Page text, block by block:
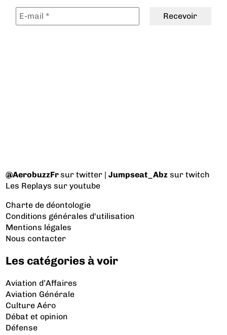
@AerobuzzFrsur twitter |Jumpseat_Abz sur twitch
Les Replays sur youtube
Charte de déontologie
Conditions générales d'utilisation
Mentions légales
Nous contacter
Les catégories à voir
Aviation d’Affaires
Aviation Générale
Culture Aéro
Débat et opinion
Défense